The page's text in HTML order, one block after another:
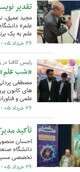
تقدیر
مجید عمیق،
علم»
علم به یک
۲۶ خرداد ۰۵ - ۱۷:۴۰
رئیس کافنا
«شب علم»
مصطفی
های کانون
علمی و
۲۶ خرداد ۰۵ - ۱۲:۲۲
تأکید
احسان
دانشگاه
تخصصی مسیر
۲۶ خرداد ۰۵ - ۱۱:۴۳